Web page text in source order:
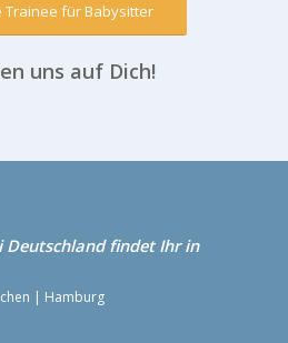
Trainee für Babysitter
uns auf Dich!
Deutschlandfindet Ihr in
| Hamburg